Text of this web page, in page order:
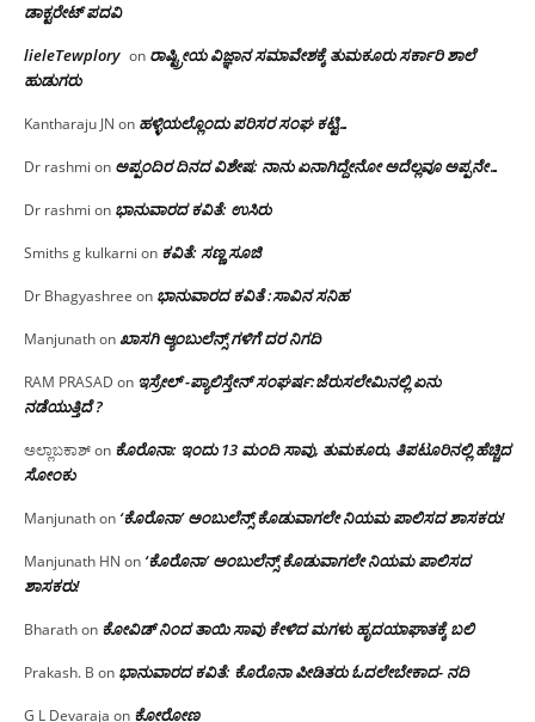
ಡಾಕ್ಟರೇಟ್ ಪದವಿ
lieleTewplory on ರಾಷ್ಟ್ರೀಯ ವಿಜ್ಞಾನ ಸಮಾವೇಶಕ್ಕೆ‌ ತುಮಕೂರು ಸರ್ಕಾರಿ ಶಾಲೆ
ಹುಡುಗರು
Kantharaju JN on ಹಳ್ಳಿಯಲ್ಲೊಂದು ಪರಿಸರ ಸಂಘ ಕಟ್ಟಿ…
Dr rashmi on ಅಪ್ಪಂದಿರ ದಿನದ ವಿಶೇಷ: ನಾನು ಏನಾಗಿದ್ದೇನೋ‌ ಅದೆಲ್ಲವೂ ಅಪ್ಪನೇ…
Dr rashmi on ಭಾನುವಾರದ ಕವಿತೆ: ಉಸಿರು
Smiths g kulkarni on ಕವಿತೆ: ಸಣ್ಣ ಸೂಜಿ
Dr Bhagyashree on ಭಾನುವಾರದ ಕವಿತೆ :ಸಾವಿನ ಸನಿಹ
Manjunathonಖಾಸಗಿ ಆ್ಯಂಬುಲೆನ್ಸ್ ಗಳಿಗೆ ದರ ನಿಗದಿ
RAM PRASAD on ಇಸ್ರೇಲ್ -ಪ್ಯಾಲಿಸ್ತೇನ್ ಸಂಘರ್ಷ:ಜೆರುಸಲೇಮಿನಲ್ಲಿ ಏನು
ನಡೆಯುತ್ತಿದೆ ?
ಅಲ್ಲಾಬಕಾಶ್on ಕೊರೊನಾ: ಇಂದು 13 ಮಂದಿ ಸಾವು, ತುಮಕೂರು, ತಿಪಟೂರಿನಲ್ಲಿ ಹೆಚ್ಚಿದ
ಸೋಂಕು
Manjunathon ‘ಕೊರೊನಾ’ ಅಂಬುಲೆನ್ಸ್ ಕೊಡುವಾಗಲೇ ನಿಯಮ ಪಾಲಿಸದ ಶಾಸಕರು!
Manjunath HN on ‘ಕೊರೊನಾ’ ಅಂಬುಲೆನ್ಸ್ ಕೊಡುವಾಗಲೇ ನಿಯಮ ಪಾಲಿಸದ
ಶಾಸಕರು!
Bharathon ಕೋವಿಡ್ ನಿಂದ ತಾಯಿ ಸಾವು ಕೇಳಿದ ಮಗಳು ಹೃದಯಾಘಾತಕ್ಕೆ ಬಲಿ
Prakash. B on ಭಾನುವಾರದ ಕವಿತೆ: ಕೊರೊನಾ ಪೀಡಿತರು ಓದಲೇಬೇಕಾದ- ನದಿ
G L Devaraja on ಕೋರೋಣ